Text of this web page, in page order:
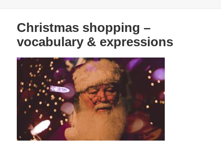
Christmas shopping –
vocabulary & expressions